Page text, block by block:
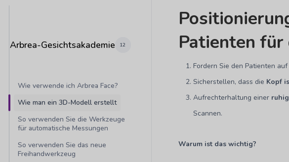
Arbrea-Gesichtsakademie 12
Wie verwende ich Arbrea Face?
Wie man ein 3D-Modell erstellt
So verwenden Sie die Werkzeuge
für automatische Messungen
So verwenden Sie das neue
Freihandwerkzeug
Patienten für
Fordern Sie den Patienten auf
Sicherstellen, dass die Kopf
Aufrechterhaltung einer
Scannen.
Warum ist das wichtig?